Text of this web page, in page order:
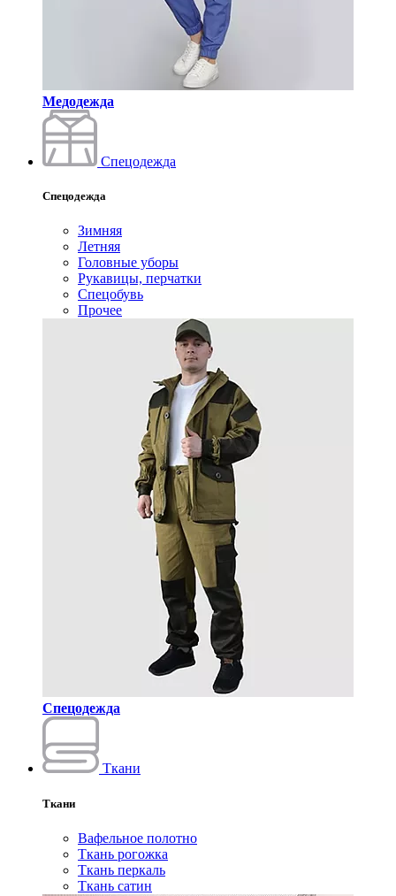
Медодежда
Спецодежда
Спецодежда
Зимняя
Летняя
Головные уборы
Рукавицы, перчатки
Спецобувь
Прочее
Спецодежда
Ткани
Ткани
Вафельное полотно
Ткань рогожка
Ткань перкаль
Ткань сатин